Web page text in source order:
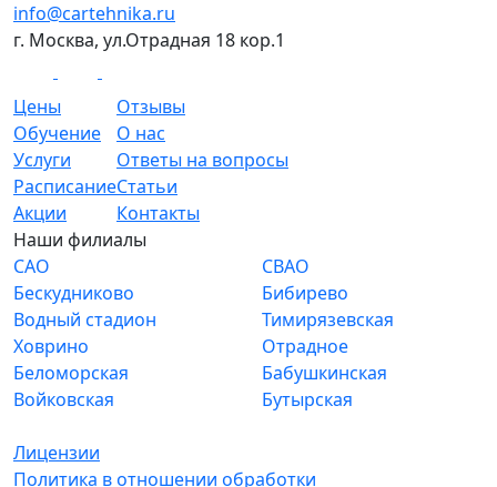
info@cartehnika.ru
г. Москва, ул.Отрадная 18 кор.1
Цены
Обучение
Услуги
Расписание
Акции
Отзывы
О нас
Ответы на вопросы
Статьи
Контакты
Наши филиалы
САО
Бескудниково
Водный стадион
Ховрино
Беломорская
Войковская
СВАО
Бибирево
Тимирязевская
Отрадное
Бабушкинская
Бутырская
Лицензии
Политика в отношении обработки